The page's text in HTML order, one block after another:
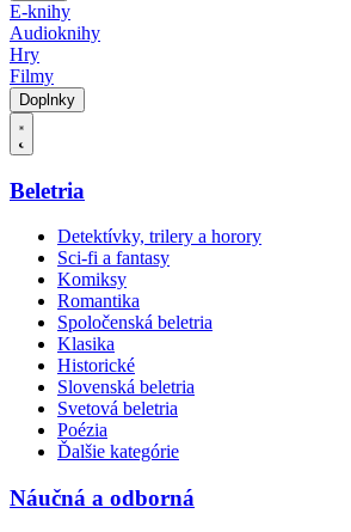
E-knihy
Audioknihy
Hry
Filmy
Doplnky
Beletria
Detektívky, trilery a horory
Sci-fi a fantasy
Komiksy
Romantika
Spoločenská beletria
Klasika
Historické
Slovenská beletria
Svetová beletria
Poézia
Ďalšie kategórie
Náučná a odborná